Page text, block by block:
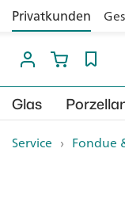
Privatkunden
Glas
Service › Fondue